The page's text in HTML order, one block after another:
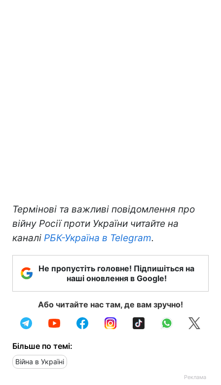
Термінові та важливі повідомлення про
війну Росії проти України читайте на
каналі РБК-Україна в Telegram.
Не пропустіть головне! Підпишіться на
наші оновлення в Google!
Або читайте нас там, де вам зручно!
Більше по темі:
Війна в Україні